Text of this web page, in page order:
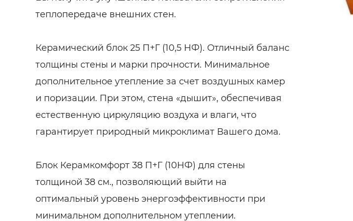
теплопередаче внешних стен.
Керамический блок 25 П+Г (10,5 НФ). Отличный баланс
толщины стены и марки прочности. Минимальное
дополнительное утепление за счет воздушных камер
и поризации. При этом, стена «дышит», обеспечивая
естественную циркуляцию воздуха и влаги, что
гарантирует природный микроклимат Вашего дома.
Блок Керамкомфорт 38 П+Г (10НФ) для стены
толщиной 38 см., позволяющий выйти на
оптимальный уровень энергоэффективности при
минимальном дополнительном утеплении.